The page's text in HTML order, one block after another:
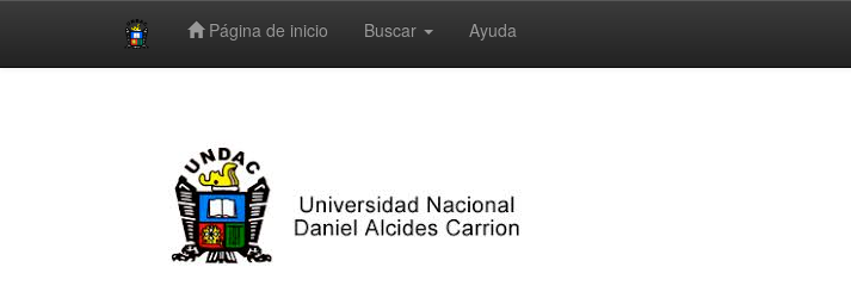
Página de inicio Buscar Ayuda